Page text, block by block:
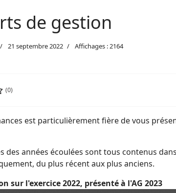
de gestion
21 septembre 2022 Affichages : 2164
(0)
est particulièrement fière de vous
des années écoulées sont tous contenus
du plus récent aux plus anciens.
sur l'exercice 2022, présenté à l'AG 2023